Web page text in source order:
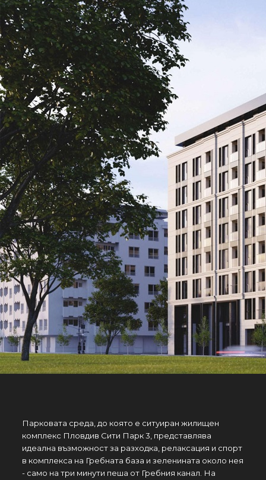
Парковата среда, до която е ситуиран жилищен
комплекс Пловдив Сити Парк 3, представлява
идеална възможност за разходка, релаксация и спорт
в комплекса на Гребната база и зеленината около нея
- само на три минути пеша от Гребния канал. На